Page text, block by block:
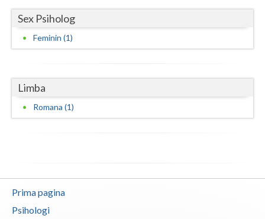
Vrancea
Sex Psiholog
Feminin (1)
Limba
Romana (1)
Prima pagina
Psihologi